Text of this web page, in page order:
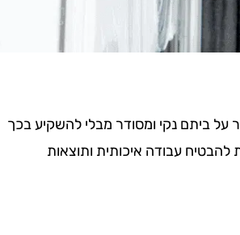
על ביתם נקי ומסודר מבלי להשקיע בכך
להבטיח עבודה איכותית ותוצאות